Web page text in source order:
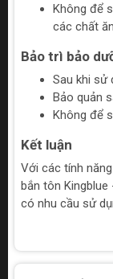
Không để
các chất
Bảo trì bảo
Sau khi sử
Bảo quản
Không để
Kết luận
Với các tính
bắn tôn
có nhu cầu sử